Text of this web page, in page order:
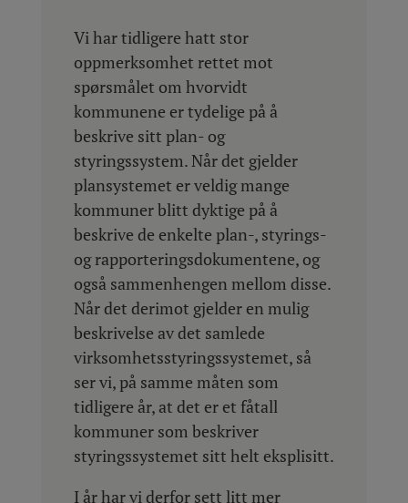
Vi har tidligere hatt stor
oppmerksomhet rettet mot
spørsmålet om hvorvidt
kommunene er tydelige på å
beskrive sitt plan- og
styringssystem. Når det gjelder
plansystemet er veldig mange
kommuner blitt dyktige på å
beskrive de enkelte plan-, styrings-
og rapporteringsdokumentene, og
også sammenhengen mellom disse.
Når det derimot gjelder en mulig
beskrivelse av det samlede
virksomhetsstyringssystemet, så
ser vi, på samme måten som
tidligere år, at det er et fåtall
kommuner som beskriver
styringssystemet sitt helt eksplisitt.
I år har vi derfor sett litt mer